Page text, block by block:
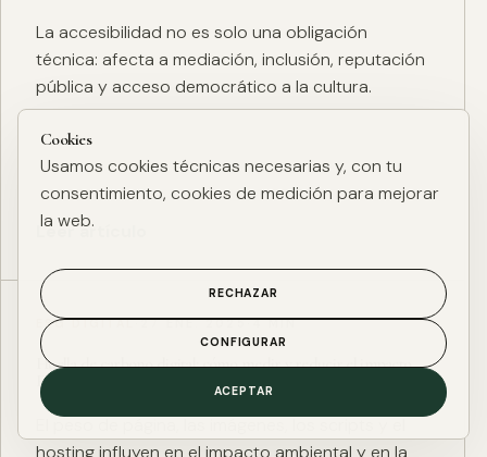
La accesibilidad no es solo una obligación
técnica: afecta a mediación, inclusión, reputación
pública y acceso democrático a la cultura.
Leer artículo
ESG DIGITAL·27 ENE. 2025·4 MIN
Huella de carbono digital: cómo medir y reducir el impacto
ESG de una web
El peso de página, las imágenes, los scripts y el
hosting influyen en el impacto ambiental y en la
Cookies
Usamos cookies técnicas necesarias y, con tu
consentimiento, cookies de medición para mejorar
la web.
RECHAZAR
CONFIGURAR
ACEPTAR